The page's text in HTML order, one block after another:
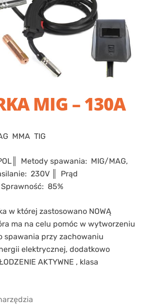
MIG – 130A
MMA TIG
Metody spawania: MIG/MAG,
230V ║ Prąd
85%
w której zastosowano NOWĄ
ma na celu pomóc w wytworzeniu
spawania przy zachowaniu
elektrycznej, dodatkowo
AKTYWNE , klasa